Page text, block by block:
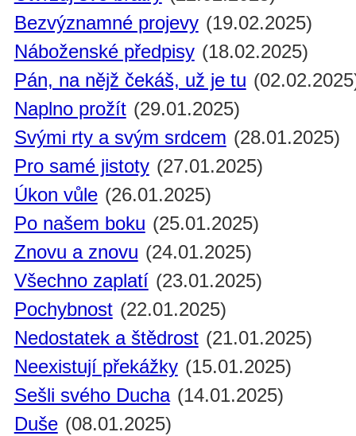
Bezvýznamné projevy (19.02.2025)
Náboženské předpisy (18.02.2025)
Pán, na nějž čekáš, už je tu
Naplno prožít (29.01.2025)
Svými rty a svým srdcem (28.01.2025)
Pro samé jistoty (27.01.2025)
Úkon vůle (26.01.2025)
Po našem boku (25.01.2025)
Znovu a znovu (24.01.2025)
Všechno zaplatí (23.01.2025)
Pochybnost (22.01.2025)
Nedostatek a štědrost (21.01.2025)
Neexistují překážky (15.01.2025)
Sešli svého Ducha (14.01.2025)
Duše (08.01.2025)